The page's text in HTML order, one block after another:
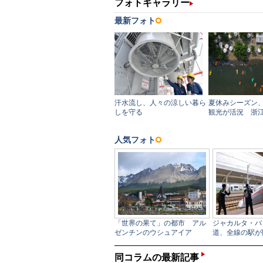
同コラムの最新記事